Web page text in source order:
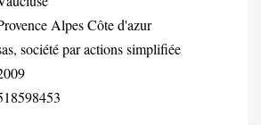
Alpes Côte d'azur
société par actions simplifiée